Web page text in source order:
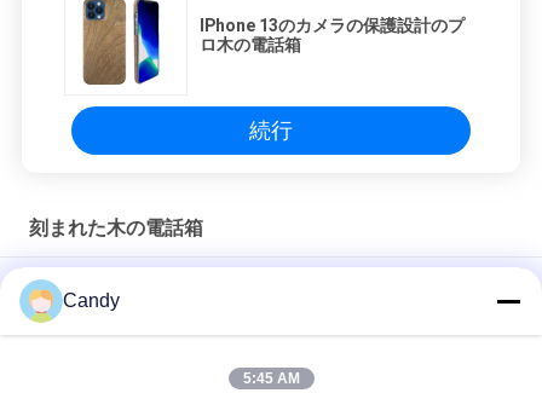
IPhone 13のカメラの保護設計のプ
ロ木の電話箱
続行
刻まれた木の電話箱
フルカメラプロテクションiPhone13 ProMax木製ケース
iPhone 13の小型木の電話箱の厚さ0.2mmを滑らかにしなさい
OEMは抵抗力がある完全な保護iPhone 13の木製の電話箱を落
Candy
5:45 AM